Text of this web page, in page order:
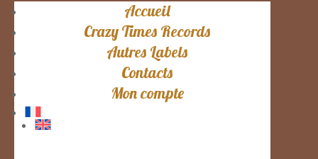
Accueil
Crazy Times Records
Autres Labels
Contacts
Mon compte